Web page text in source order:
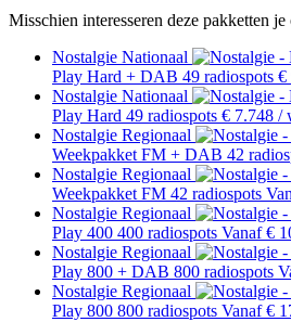
Misschien interesseren deze pakketten
Nostalgie Nationaal
Play Hard + DAB 49 radiospots €
Nostalgie Nationaal
Play Hard 49 radiospots € 7.748 /
Nostalgie Regionaal
Weekpakket FM + DAB 42
Nostalgie Regionaal
Weekpakket FM 42 radiospots
Nostalgie Regionaal
Play 400 400 radiospots Vanaf €
Nostalgie Regionaal
Play 800 + DAB 800 radiospots
Nostalgie Regionaal
Play 800 800 radiospots Vanaf €